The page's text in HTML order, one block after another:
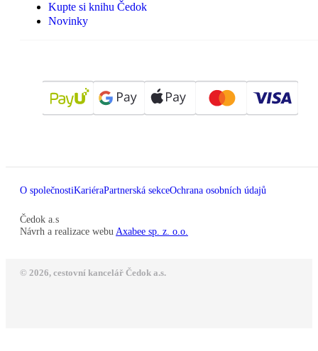
Kupte si knihu Čedok
Novinky
O společnostiKariéraPartnerská sekceOchrana osobních údajů
Čedok a.s
Návrh a realizace webu Axabee sp. z. o.o.
© 2026, cestovní kancelář Čedok a.s.